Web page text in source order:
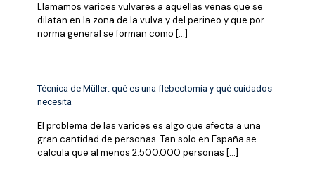
Llamamos varices vulvares a aquellas venas que se
dilatan en la zona de la vulva y del perineo y que por
norma general se forman como […]
Técnica de Müller: qué es una flebectomía y qué cuidados
necesita
El problema de las varices es algo que afecta a una
gran cantidad de personas. Tan solo en España se
calcula que al menos 2.500.000 personas […]